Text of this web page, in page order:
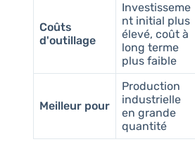
Coûts
d'outillage
Investisseme
nt initial plus
élevé, coût à
long terme
plus faible
Meilleur pour
Production
industrielle
en grande
quantité